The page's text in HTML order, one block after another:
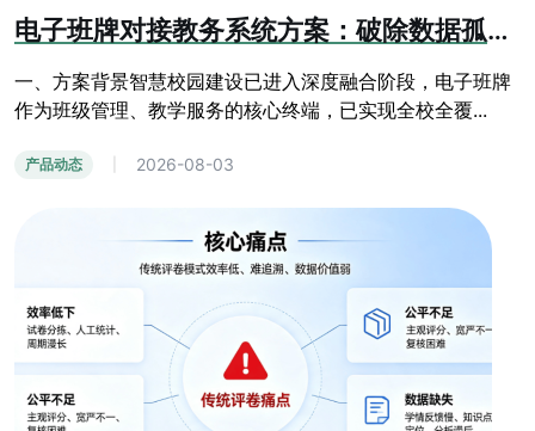
电子班牌对接教务系统方案：破除数据孤岛，赋能智慧校园精细化管理
一、方案背景智慧校园建设已进入深度融合阶段，电子班牌
作为班级管理、教学服务的核心终端，已实现全校全覆...
产品动态 2026-08-03